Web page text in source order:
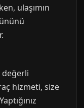
ulaşımın
değerli
hizmeti, size